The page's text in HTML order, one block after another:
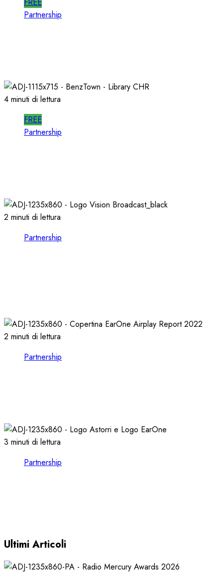
Partnership
4 minuti di lettura
FREE
Partnership
2 minuti di lettura
Partnership
2 minuti di lettura
Partnership
3 minuti di lettura
Partnership
Ultimi Articoli